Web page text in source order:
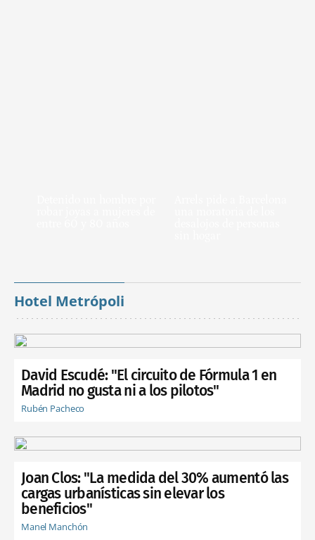
Hotel Metrópoli
David Escudé: "El circuito de Fórmula 1 en
Madrid no gusta ni a los pilotos"
Rubén Pacheco
Joan Clos: "La medida del 30% aumentó las
cargas urbanísticas sin elevar los
beneficios"
Manel Manchón